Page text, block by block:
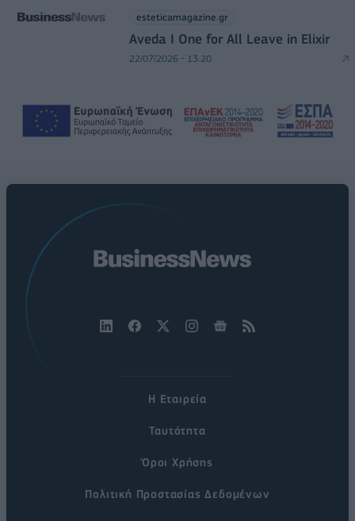
esteticamagazine.gr
Aveda I One for All Leave in Elixir
22/07/2026 - 13:20
Η Εταιρεία
Ταυτότητα
Όροι Χρήσης
Πολιτική Προστασίας Δεδομένων